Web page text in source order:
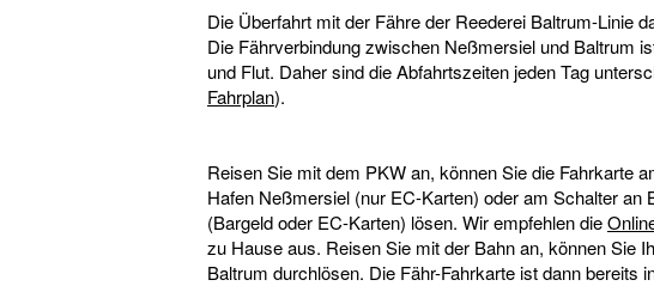
Die Überfahrt mit der Fähre der Reederei Baltrum-Linie
Die Fährverbindung zwischen Neßmersiel und Baltrum
und Flut. Daher sind die Abfahrtszeiten jeden Tag
Fahrplan).
Reisen Sie mit dem PKW an, können Sie die Fahrkarte
Hafen Neßmersiel (nur EC-Karten) oder am Schalter an
(Bargeld oder EC-Karten) lösen. Wir empfehlen die
zu Hause aus. Reisen Sie mit der Bahn an, können Sie
Baltrum durchlösen. Die Fähr-Fahrkarte ist dann bereits